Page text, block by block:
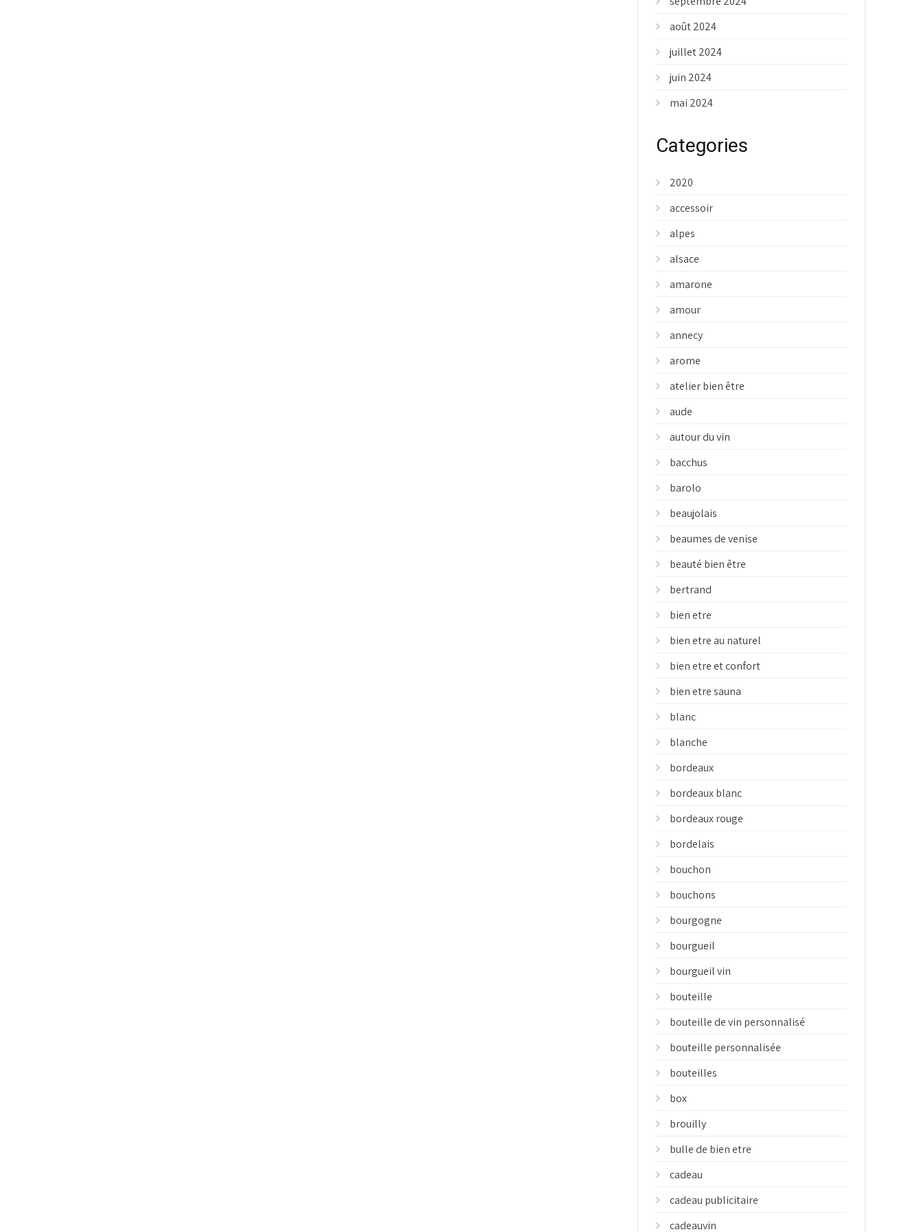
août 2024
juillet 2024
juin 2024
mai 2024
Categories
2020
accessoir
alpes
alsace
amarone
amour
annecy
arome
atelier bien être
aude
autour du vin
bacchus
barolo
beaujolais
beaumes de venise
beauté bien être
bertrand
bien etre
bien etre au naturel
bien etre et confort
bien etre sauna
blanc
blanche
bordeaux
bordeaux blanc
bordeaux rouge
bordelais
bouchon
bouchons
bourgogne
bourgueil
bourgueil vin
bouteille
bouteille de vin personnalisé
bouteille personnalisée
bouteilles
box
brouilly
bulle de bien etre
cadeau
cadeau publicitaire
cadeauvin